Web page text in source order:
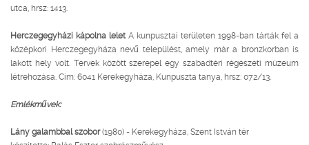
utca, hrsz: 1413.
Herczegegyházi kápolna leletA kunpusztai területen 1998-ban tárták fel a
középkori Herczegegyháza nevű települést, amely már a bronzkorban is
lakott hely volt. Tervek között szerepel egy szabadtéri régészeti múzeum
létrehozása. Cím: 6041 Kerekegyháza, Kunpuszta tanya, hrsz: 072/13.
Emlékművek:
Lány galambbal szobor(1980) - Kerekegyháza, Szent István tér